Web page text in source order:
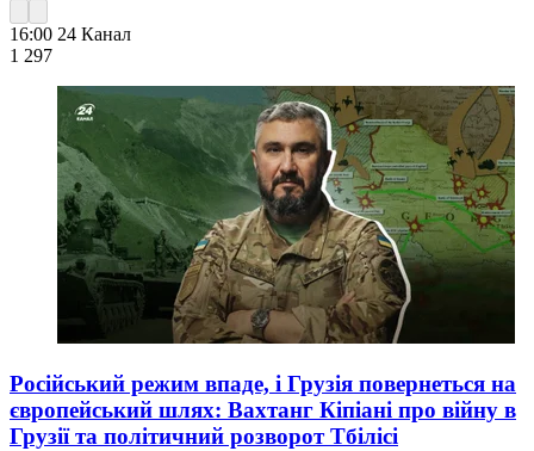
16:00 24 Канал
1 297
Російський режим впаде, і Грузія повернеться на
європейський шлях: Вахтанг Кіпіані про війну в
Грузії та політичний розворот Тбілісі